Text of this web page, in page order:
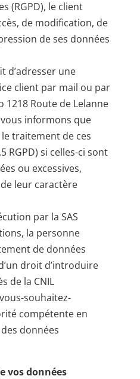
(RGPD), le client
de modification, de
de ses données
d’adresser une
client par mail ou par
1218 Route de Lelanne
informons que
traitement de ces
RGPD) si celles-ci sont
ou excessives,
leur caractère
par la SAS
la personne
de données
droit d’introduire
de la CNIL
souhaitez-
compétente en
données
vos données